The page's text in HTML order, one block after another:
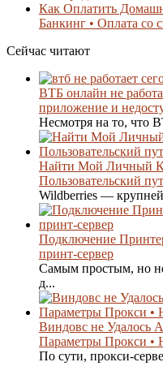
Как Оплатить
Банкинг • Оплата со
Сейчас читают
ВТБ онлайн не
приложение и
Несмотря на то, что
Найти Мой Личный
Пользовательский
Wildberries —
Подключение
принт-сервер
Самым простым, но
д...
Виндовс не Удалось
Параметры Прокси •
По сути, прокси-